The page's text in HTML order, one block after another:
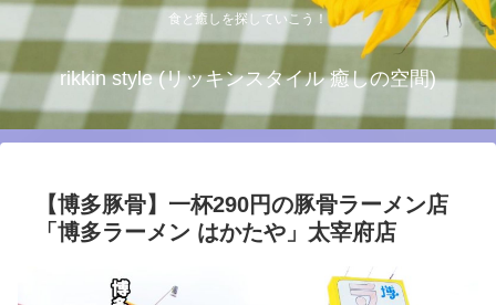
食と癒しを探していこう！
rikkin style (リッキンスタイル 癒しの空間)
【博多豚骨】一杯290円の豚骨ラーメン店
「博多ラーメン はかたや」太宰府店